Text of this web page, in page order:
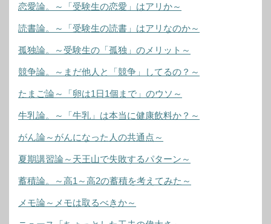
恋愛論。～「受験生の恋愛」はアリか～
読書論。～「受験生の読書」はアリなのか～
孤独論。～受験生の「孤独」のメリット～
競争論。～まだ他人と「競争」してるの？～
たまご論～「卵は1日1個まで」のウソ～
牛乳論。～「牛乳」は本当に健康飲料か？～
がん論～がんになった人の共通点～
夏期講習論～天王山で失敗するパターン～
蓄積論。～高1～高2の蓄積を考えてみた～
メモ論～メモは取るべきか～